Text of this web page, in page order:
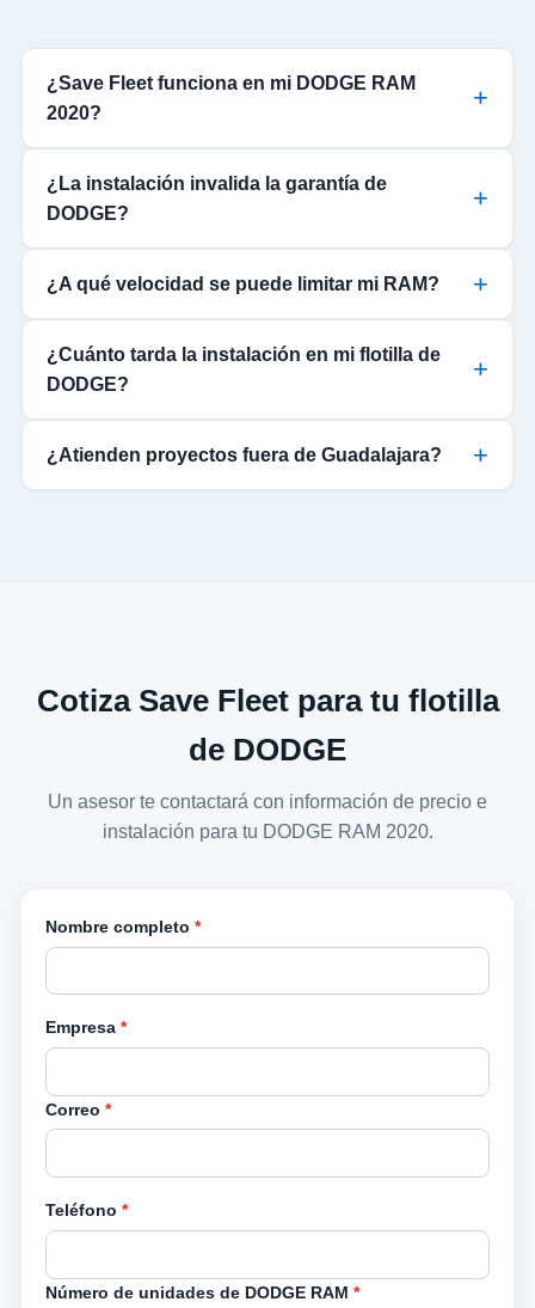
¿Save Fleet funciona en mi DODGE RAM
2020?
¿La instalación invalida la garantía de
DODGE?
¿A qué velocidad se puede limitar mi RAM?
¿Cuánto tarda la instalación en mi flotilla de
DODGE?
¿Atienden proyectos fuera de Guadalajara?
Cotiza Save Fleet para tu flotilla
de DODGE
Un asesor te contactará con información de precio e
instalación para tu DODGE RAM 2020.
Nombre completo *
Empresa *
Correo *
Teléfono *
Número de unidades de DODGE RAM *